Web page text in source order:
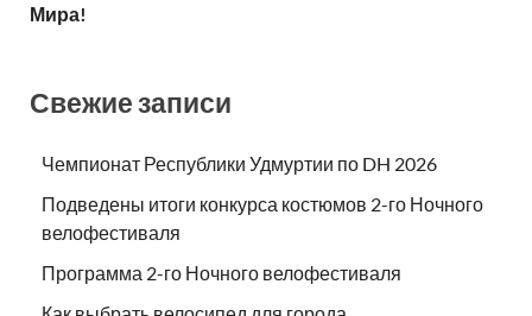
Мира!
Свежие записи
Чемпионат Республики Удмуртии по DH 2026
Подведены итоги конкурса костюмов 2-го Ночного
велофестиваля
Программа 2-го Ночного велофестиваля